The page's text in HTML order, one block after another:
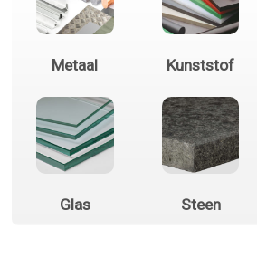
Metaal Kunststof
Glas Steen